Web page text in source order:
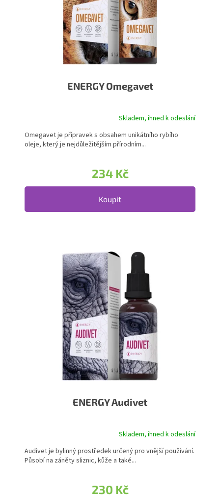
ENERGY Omegavet
Průměrné hodnocení produktu je 5,0 z 5 hvězdiček.
Skladem, ihned k odeslání
234 Kč
Koupit
Omegavet je přípravek s obsahem unikátního rybího
oleje, který je nejdůležitějším přírodním...
ENERGY Audivet
Průměrné hodnocení produktu je 5,0 z 5 hvězdiček.
Skladem, ihned k odeslání
230 Kč
Audivet je bylinný prostředek určený pro vnější používání.
Působí na záněty sliznic, kůže a také...